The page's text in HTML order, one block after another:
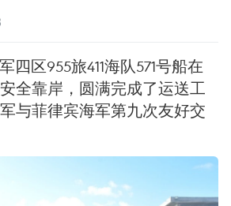
四区955旅411海队571号船在
全靠岸，圆满完成了运送工
与菲律宾海军第九次友好交